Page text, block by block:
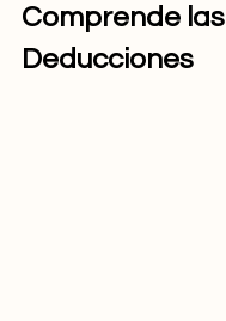
Comprende las
Deducciones